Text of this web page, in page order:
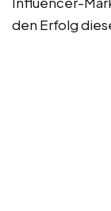
den Erfolg